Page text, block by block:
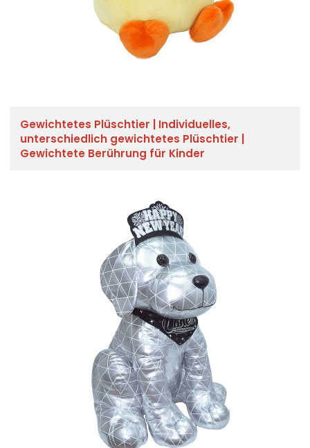
Gewichtetes Plüschtier | Individuelles,
unterschiedlich gewichtetes Plüschtier |
Gewichtete Berührung für Kinder